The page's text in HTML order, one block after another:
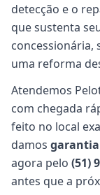
detecção e o
que sustenta
concessionária,
uma reforma
Atendemos
com chegada
feito no local
damos garantia
agora pelo (51)
antes que a